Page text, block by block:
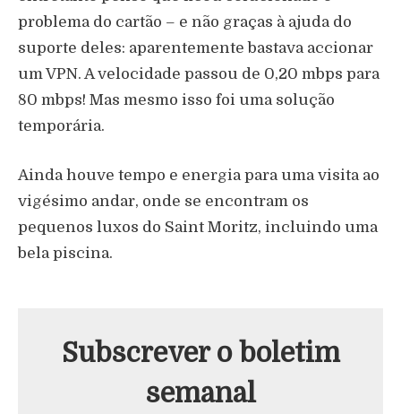
problema do cartão – e não graças à ajuda do
suporte deles: aparentemente bastava accionar
um VPN. A velocidade passou de 0,20 mbps para
80 mbps! Mas mesmo isso foi uma solução
temporária.
Ainda houve tempo e energia para uma visita ao
vigésimo andar, onde se encontram os
pequenos luxos do Saint Moritz, incluindo uma
bela piscina.
Subscrever o boletim
semanal